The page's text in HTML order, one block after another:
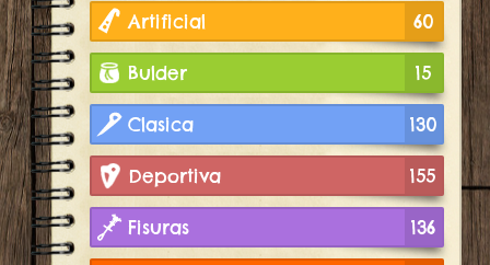
Artificial 60
Bulder 15
Clasica 130
Deportiva 155
Fisuras 136